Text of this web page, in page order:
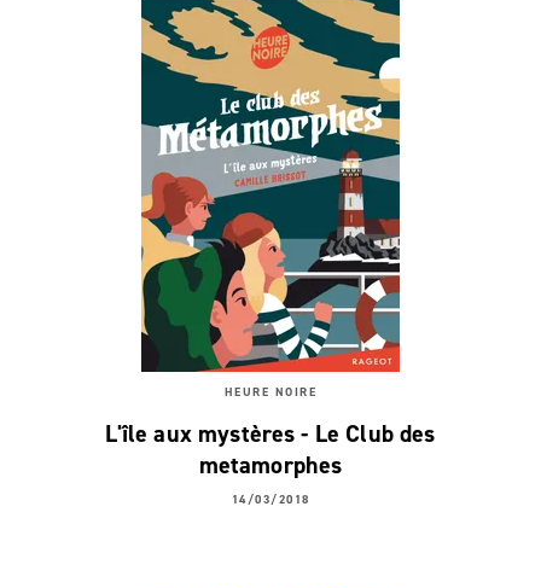
HEURE NOIRE
L'île aux mystères - Le Club des
metamorphes
14/03/2018